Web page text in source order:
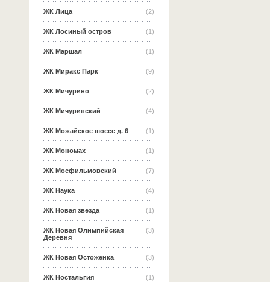
(2)
ЖК Лица
(1)
ЖК Лосиный остров
(1)
ЖК Маршал
(9)
ЖК Миракс Парк
(2)
ЖК Мичурино
(4)
ЖК Мичуринский
(1)
ЖК Можайское шоссе д. 6
(1)
ЖК Мономах
(7)
ЖК Мосфильмовский
(4)
ЖК Наука
(1)
ЖК Новая звезда
(3)
ЖК Новая Олимпийская
Деревня
(3)
ЖК Новая Остоженка
(1)
ЖК Ностальгия